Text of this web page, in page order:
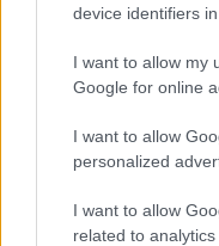
device identifiers in
I want to allow my
Google for online
I want to allow
personalized
I want to allow
related to
För elva månader
herrsegern i
seger 2012.
Vid lunchtid den 5